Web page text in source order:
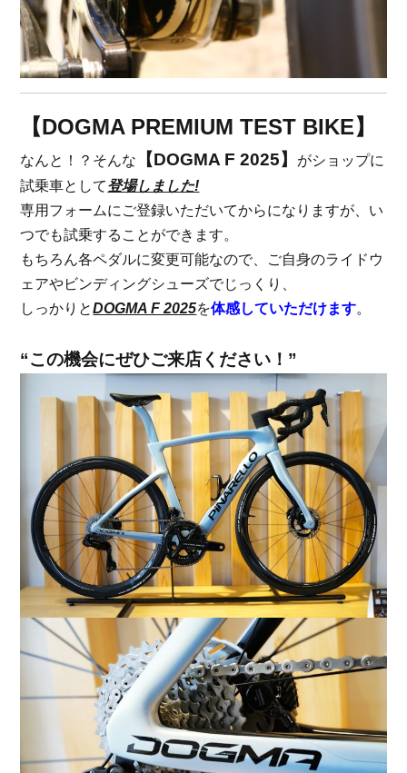
【DOGMA PREMIUM TEST BIKE】
なんと！？そんな 【DOGMA F 2025】
がショップに
試乗車として登場しました!
専用フォームにご登録いただいてからになりますが、い
つでも試乗することができます。
もちろん各ペダルに変更可能なので、ご自身のライドウ
ェアやビンディングシューズでじっくり、
しっかりとDOGMA F 2025を体感していただけます。
“この機会にぜひご来店ください！”